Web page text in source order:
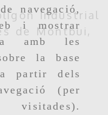
navegació,
i mostrar
amb les
la base
partir dels
(per
visitades).
Industrial
de Montbui,